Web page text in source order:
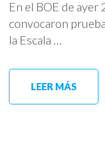
En el BOE de
convocaron
la Escala …
LEER MÁS